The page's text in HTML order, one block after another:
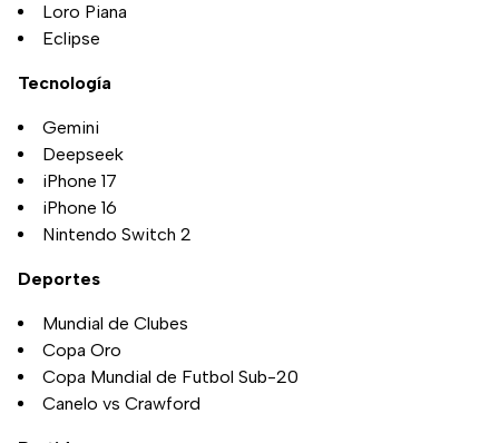
Loro Piana
Eclipse
Tecnología
Gemini
Deepseek
iPhone 17
iPhone 16
Nintendo Switch 2
Deportes
Mundial de Clubes
Copa Oro
Copa Mundial de Futbol Sub-20
Canelo vs Crawford